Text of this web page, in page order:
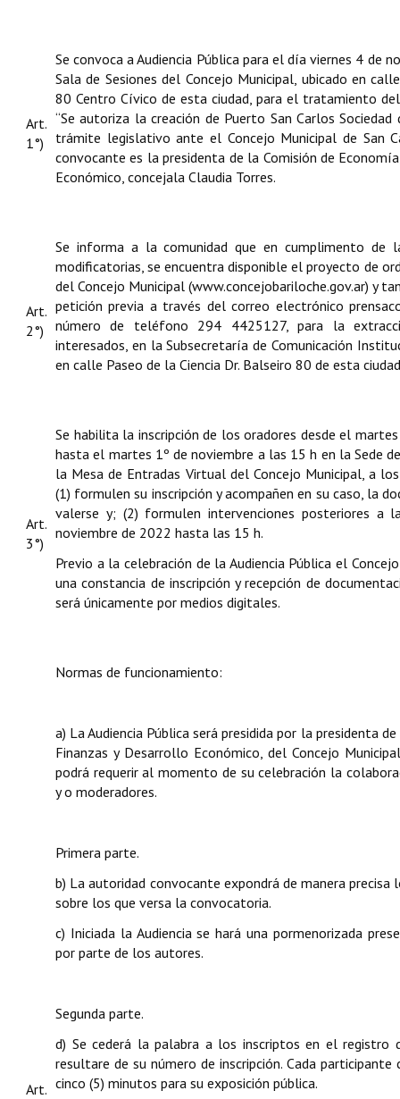
Art.
1°)
Se convoca a Audiencia Pública para el día viernes 4 de
Sala de Sesiones del Concejo Municipal, ubicado en
80 Centro Cívico de esta ciudad, para el tratamiento
“Se autoriza la creación de Puerto San Carlos Sociedad
trámite legislativo ante el Concejo Municipal de San
convocante es la presidenta de la Comisión de
Económico, concejala Claudia Torres.
Art.
2°)
Se informa a la comunidad que en cumplimento de
modificatorias, se encuentra disponible el proyecto de
del Concejo Municipal (www.concejobariloche.gov.ar) y
petición previa a través del correo electrónico
número de teléfono 294 4425127, para la
interesados, en la Subsecretaría de Comunicación
en calle Paseo de la Ciencia Dr. Balseiro 80 de esta
Art.
3°)
Se habilita la inscripción de los oradores desde el
hasta el martes 1º de noviembre a las 15 h en la Sede
la Mesa de Entradas Virtual del Concejo Municipal, a
(1) formulen su inscripción y acompañen en su caso, la
valerse y; (2) formulen intervenciones posteriores a
noviembre de 2022 hasta las 15 h.
Previo a la celebración de la Audiencia Pública el
una constancia de inscripción y recepción de
será únicamente por medios digitales.
Art.
Normas de funcionamiento:
a) La Audiencia Pública será presidida por la presidenta
Finanzas y Desarrollo Económico, del Concejo
podrá requerir al momento de su celebración la
y o moderadores.
Primera parte.
b) La autoridad convocante expondrá de manera
sobre los que versa la convocatoria.
c) Iniciada la Audiencia se hará una pormenorizada
por parte de los autores.
Segunda parte.
d) Se cederá la palabra a los inscriptos en el registro
resultare de su número de inscripción. Cada
cinco (5) minutos para su exposición pública.